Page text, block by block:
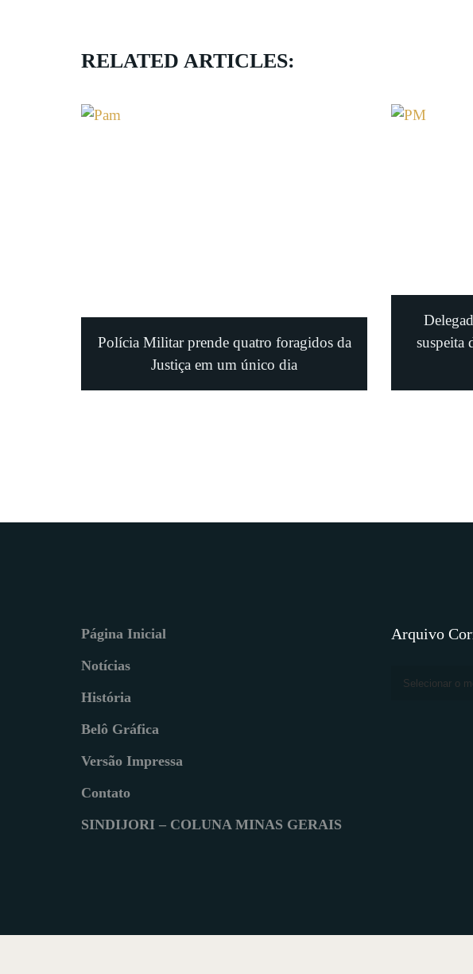
RELATED ARTICLES:
Polícia Militar prende quatro foragidos da
Justiça em um único dia
suspeita
Página Inicial
Notícias
História
Belô Gráfica
Versão Impressa
Contato
SINDIJORI – COLUNA MINAS GERAIS
Arquivo
Selecionar o